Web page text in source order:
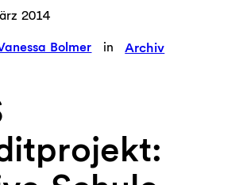
2014
Bolmer in Archiv